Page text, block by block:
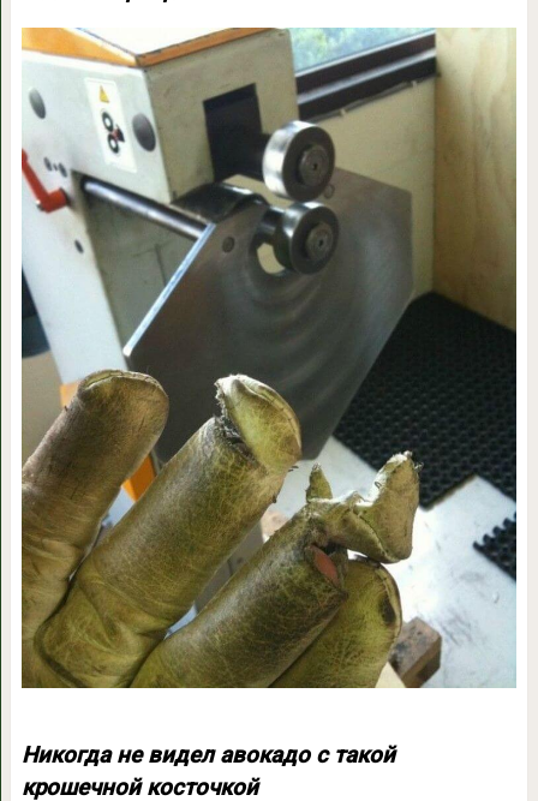
Никогда не видел авокадо с такой
крошечной косточкой